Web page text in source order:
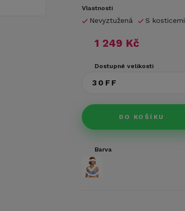
Vlastnosti
Nevyztužená S kosticemi
1 249 Kč
Dostupné velikosti
30FF
DO KOŠÍKU
Barva